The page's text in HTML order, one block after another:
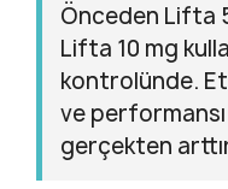
Önceden Lifta
Lifta 10 mg
kontrolünde.
ve
gerçekten